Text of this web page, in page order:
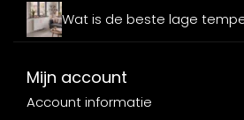
Wat is de beste lage
Mijn account
Account informatie